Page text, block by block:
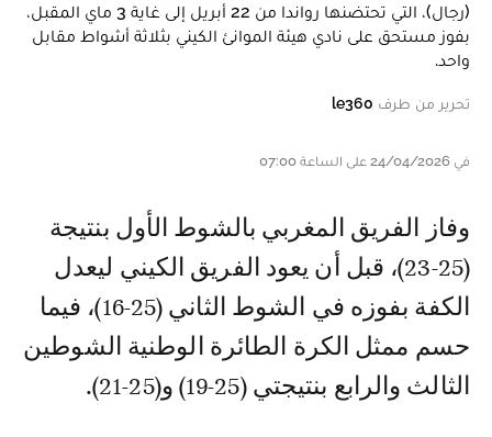
(رجال)، التي تحتضنها رواندا من 22 أبريل إلى غاية 3 ماي المقبل،
بفوز مستحق على نادي هيئة الموانئ الكيني بثلاثة أشواط مقابل
واحد.
تحرير من طرف le360
في 24/04/2026 على الساعة 07:00
وفاز الفريق المغربي بالشوط الأول بنتيجة
(25-23)، قبل أن يعود الفريق الكيني ليعدل
الكفة بفوزه في الشوط الثاني (25-16)، فيما
حسم ممثل الكرة الطائرة الوطنية الشوطين
الثالث والرابع بنتيجتي (25-19) و(25-21).